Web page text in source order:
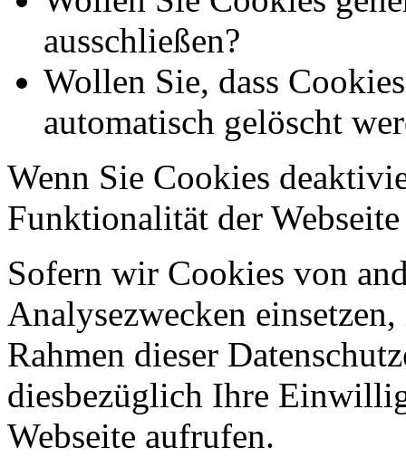
ausschließen?
Wollen Sie, dass
automatisch gelöscht
Wenn Sie Cookies
Funktionalität der
Sofern wir Cookies von
Analysezwecken
Rahmen dieser
diesbezüglich Ihre
Webseite aufrufen.